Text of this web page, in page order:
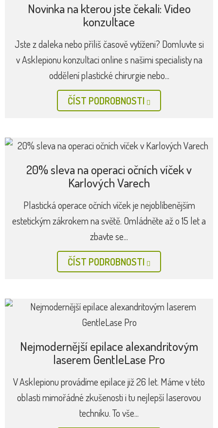
Novinka na kterou jste čekali: Video
konzultace
Jste z daleka nebo příliš časově vytíženi? Domluvte si
v Asklepionu konzultaci online s našimi specialisty na
oddělení plastické chirurgie nebo...
ČÍST PODROBNOSTI
20% sleva na operaci očních víček v
Karlových Varech
Plastická operace očních víček je nejoblíbenějším
estetickým zákrokem na světě. Omládněte až o 15 let a
zbavte se...
ČÍST PODROBNOSTI
Nejmodernější epilace alexandritovým
laserem GentleLase Pro
V Asklepionu provádíme epilace již 26 let. Máme v této
oblasti mimořádné zkušenosti i tu nejlepší laserovou
techniku. To vše...